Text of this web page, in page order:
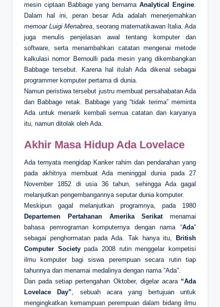
mesin ciptaan Babbage yang bernamaAnalytical Engine.
Dalam hal ini, peran besar Ada adalah menerjemahkan
memoar Luigi Menabrea, seorang matematikawan Italia. Ada
juga menulis penjelasan awal tentang komputer dan
software, serta menambahkan catatan mengenai metode
kalkulasi nomor Bernoulli pada mesin yang dikembangkan
Babbage tersebut. Karena hal itulah Ada dikenal sebagai
programmer komputer pertama di dunia.
Namun peristiwa tersebut justru membuat persahabatan Ada
dan Babbage retak. Babbage yang “tidak terima” meminta
Ada untuk menarik kembali semua catatan dan karyanya
itu, namun ditolak oleh Ada.
Akhir Masa Hidup Ada Lovelace
Ada ternyata mengidap Kanker rahim dan pendarahan yang
pada akhitnya membuat Ada meninggal dunia pada 27
November 1852 di usia 36 tahun, sehingga Ada gagal
melanjutkan pengembangannya seputar dunia komputer.
Meskipun gagal melanjutkan programnya, pada 1980
Departemen Pertahanan Amerika Serikat menamai
bahasa pemrograman komputernya dengan nama “Ada”
sebagai penghormatan pada Ada. Tak hanya itu,
British
Computer Societypada 2008 rutin menggelar kompetisi
ilmu komputer bagi siswa perempuan secara rutin tiap
tahunnya dan menamai medalinya dengan nama “Ada”.
Dan pada setiap pertengahan Oktober, digelar acara “Ada
Lovelace Day” , sebuah acara yang bertujuan untuk
mengingkatkan kemampuan perempuan dalam bidang ilmu